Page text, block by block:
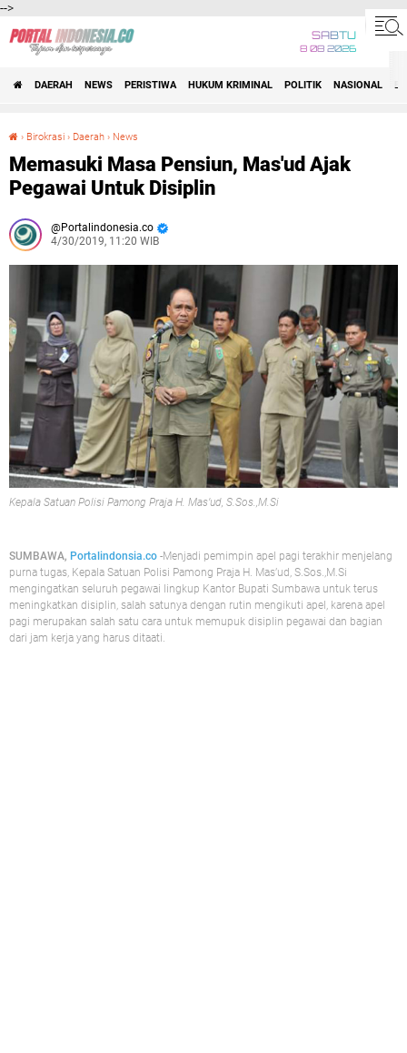
-->
SABTU
8 08 2026
DAERAH NEWS PERISTIWA HUKUM KRIMINAL POLITIK NASIONAL
› Birokrasi › Daerah › News
Memasuki Masa Pensiun, Mas'ud Ajak
Pegawai Untuk Disiplin
Portalindonesia.co
4/30/2019, 11:20 WIB
Kepala Satuan Polisi Pamong Praja H. Mas’ud, S.Sos.,M.Si
SUMBAWA, Portalindonsia.co -Menjadi pemimpin apel pagi terakhir menjelang
purna tugas, Kepala Satuan Polisi Pamong Praja H. Mas’ud, S.Sos.,M.Si
mengingatkan seluruh pegawai lingkup Kantor Bupati Sumbawa untuk terus
meningkatkan disiplin, salah satunya dengan rutin mengikuti apel, karena apel
pagi merupakan salah satu cara untuk memupuk disiplin pegawai dan bagian
dari jam kerja yang harus ditaati.